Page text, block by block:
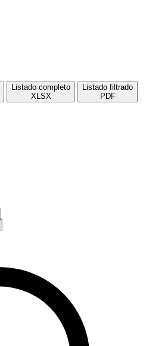
Listado completo
XLSX
Listado filtrado
PDF